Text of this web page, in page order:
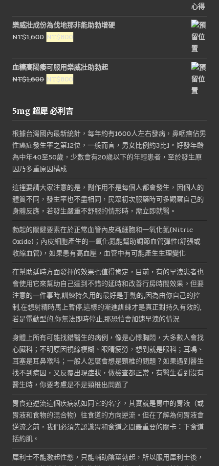
樂威壯成份為伐地那非能助勃增硬
NT$1,600 原
價
格：
NT$1,600。
NT$800
價
格：
NT$800。
血糖高陽痿可服用樂威壯助勃起
NT$1,600 原
格：
NT$800
5mg 超犀 必利吉
根據台灣國內最新統計，每年約有1600人左右發病，鼻咽癌佔男
性癌症發生率之第12位，一般而言，男女比例約3比1。好發年齡
為中年40至50歲，少數會有20歲以下的年輕患者，至於發生原
因乃多重原因構成
這裡要請大家注意的是，副作用不是每個人都會發生，因個人的
體質不同，發生率也不盡相同，民眾初次服藥時可多觀察自己的
身體反應，若發生嚴重不舒服的情形時，需立即就醫。
勃起的關鍵要素在於正常血管內皮襯細胞和一氧化氮(Nitric
Oxide)；內皮細胞產生的一氧化氮能幫助調節血管彈性(舒張或
收縮血管)，如果患有高血壓，血管中有可能產生生理變化
在幫助延時方面發揮的效果也值得肯定，目前，有的早洩患者也
會使用它來幫助自己達到不錯的延時和改善行房時間效果。但要
注意的一件事時,訓練持久用的最好是手動的,因為由你自己的控
制,在想射精時馬上暫停,這樣的漸進訓練才是真正對持久有效的,
若是電動型的,你無法即時停止,那恐怕會加速早洩的情況
身體上所有可能找錯醫生的病例，像是心悸胸悶，大多數人會找
心臟科；不明原因視線模糊、眼睛疲勞，想到就是眼科；耳鳴、
耳塞是耳鼻喉科；一般人怎麼會想是頸椎的問題？如果遇到醫生
找不到病因，又反覆出現症狀，做檢查都正常，有醫生看到沒有
醫生時，你要考慮是不是頸椎出問題了
胃食道逆流這個疾病就如同它的名字，其實就是胃中的胃液（或
胃液和食物的混合物）往食道的方向逆流。但在了解為何胃液會
逆流之前，我們必須先認識胃和食道之間最重要的關卡：下食道
括約肌。
犀利士不能激起性慾，只能輔助陰莖勃起，所以服用犀利士後，